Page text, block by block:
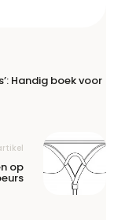
Handig boek voor
op